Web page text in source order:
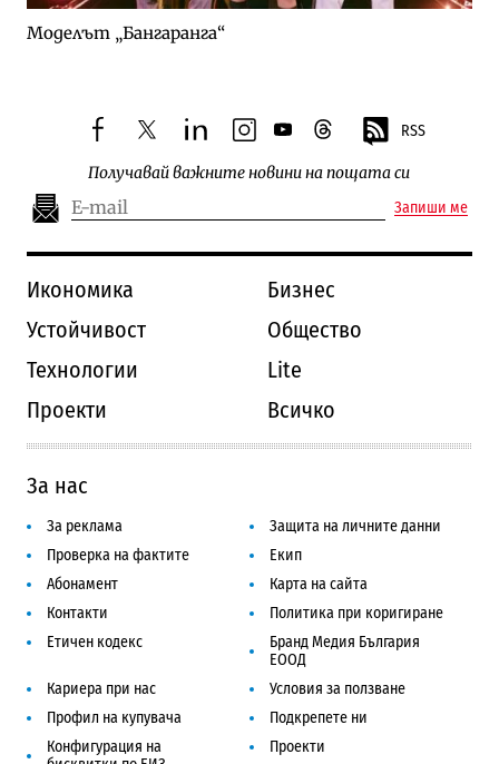
Моделът „Бангаранга“
facebooktwitterlinkedininstagram
youtubethreads RSS
Получавай важните новини на пощата си
Запиши ме
Икономика
Бизнес
Устойчивост
Общество
Технологии
Lite
Проекти
Всичко
За нас
За реклама
Защита на личните данни
Проверка на фактите
Екип
Абонамент
Карта на сайта
Контакти
Политика при коригиране
Етичен кодекс
Бранд Медия България
ЕООД
Кариера при нас
Условия за ползване
Профил на купувача
Подкрепете ни
Конфигурация на
Проекти